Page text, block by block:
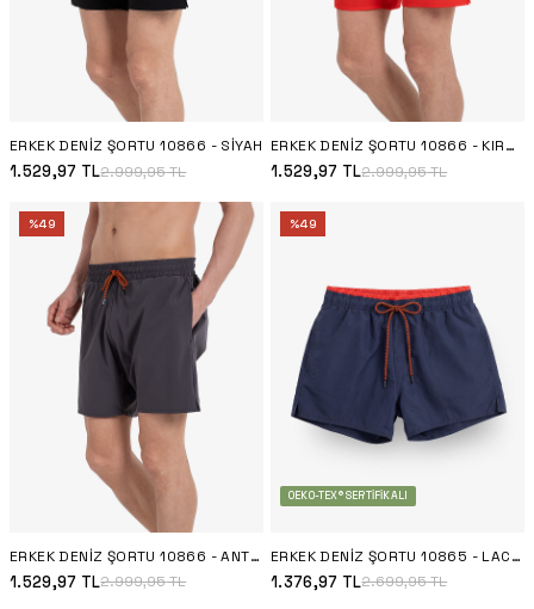
ERKEK DENIZ ŞORTU 10866 - SIYAH
1.529,97 TL2.999,95TL
ERKEK DENIZ ŞORTU 10866 - KIRMIZI
1.529,97 TL2.999,95TL
%49
ERKEK DENIZ ŞORTU 10866 - ANTRASIT
1.529,97 TL2.999,95TL
%49
OEKO-TEX® SERTIFIKALI
ERKEK DENIZ ŞORTU 10865 - LACIVERT
1.376,97 TL2.699,95TL